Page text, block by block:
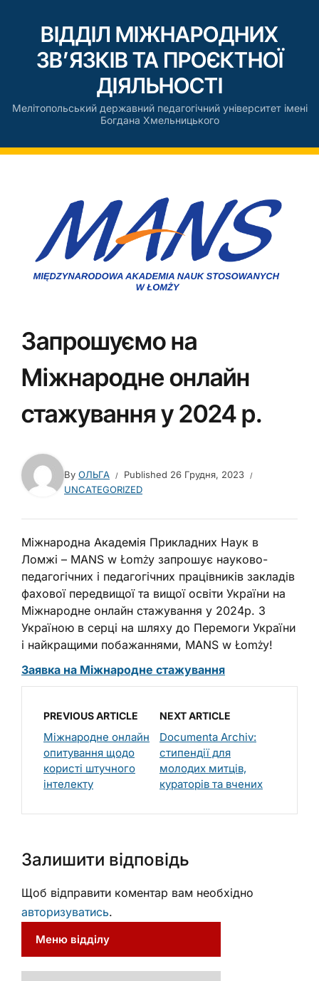
ВІДДІЛ МІЖНАРОДНИХ
ЗВ’ЯЗКІВ ТА ПРОЄКТНОЇ
ДІЯЛЬНОСТІ
Мелітопольський державний педагогічний університет імені
Богдана Хмельницького
Запрошуємо на
Міжнародне онлайн
стажування у 2024 р.
By ОЛЬГА Published 26 Грудня, 2023
UNCATEGORIZED
Міжнародна Академія Прикладних Наук в
Ломжі – MANS w Łomżу запрошує науково-
педагогічних і педагогічних працівників закладів
фахової передвищої та вищої освіти України на
Міжнародне онлайн стажування у 2024р. З
Україною в серці на шляху до Перемоги України
і найкращими побажаннями, MANS w Łomży!
Заявка на Міжнародне стажування
PREVIOUS ARTICLE
Міжнародне онлайн
опитування щодо
користі штучного
інтелекту
NEXT ARTICLE
Documenta Archiv:
стипендії для
молодих митців,
кураторів та вчених
Залишити відповідь
Щоб відправити коментар вам необхідно
авторизуватись.
Меню відділу